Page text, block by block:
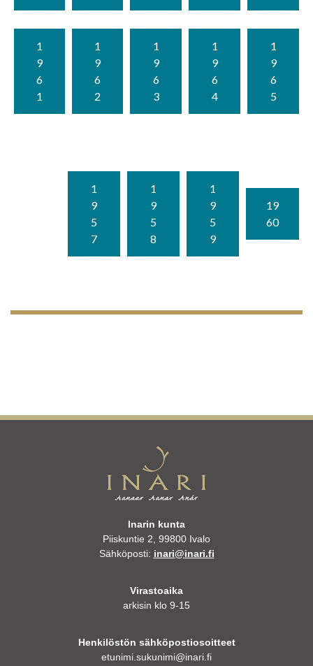
1
9
6
1
1
9
6
2
1
9
6
3
1
9
6
4
1
9
6
5
1
9
5
7
1
9
5
8
1
9
5
9
19
60
Inarin kunta
Piiskuntie 2, 99800 Ivalo
Sähköposti: inari@inari.fi
Virastoaika
arkisin klo 9-15
Henkilöstön sähköpostiosoitteet
etunimi.sukunimi@inari.fi